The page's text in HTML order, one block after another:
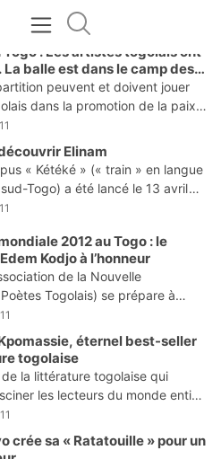
: Les artistes togolais ont
La balle est dans le camp des
peuvent et doivent jouer
dans la promotion de la paix
dans le monde, tout en
vie
Un plaisir de découvrir Elinam
« Kétéké » (« train » en langue
Togo) a été lancé le 13 avril
mais est en cours de réédition
2012 au Togo : le
Kodjo à l’honneur
de la Nouvelle
Togolais) se prépare à
Journée Mondiale de la
1999, chaque 21 mars retient
éternel best-seller
togolaise
de la littérature togolaise qui
les lecteurs du monde entier,
de voyage « L’Africain du
» pour un